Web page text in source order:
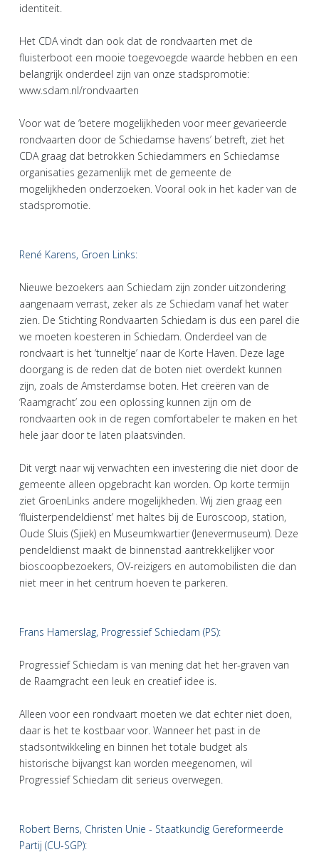
identiteit.
Het CDA vindt dan ook dat de rondvaarten met de
fluisterboot een mooie toegevoegde waarde hebben en een
belangrijk onderdeel zijn van onze stadspromotie:
www.sdam.nl/rondvaarten
Voor wat de ‘betere mogelijkheden voor meer gevarieerde
rondvaarten door de Schiedamse havens’ betreft, ziet het
CDA graag dat betrokken Schiedammers en Schiedamse
organisaties gezamenlijk met de gemeente de
mogelijkheden onderzoeken. Vooral ook in het kader van de
stadspromotie.
René Karens, Groen Links:
Nieuwe bezoekers aan Schiedam zijn zonder uitzondering
aangenaam verrast, zeker als ze Schiedam vanaf het water
zien. De Stichting Rondvaarten Schiedam is dus een parel die
we moeten koesteren in Schiedam. Onderdeel van de
rondvaart is het ‘tunneltje’ naar de Korte Haven. Deze lage
doorgang is de reden dat de boten niet overdekt kunnen
zijn, zoals de Amsterdamse boten. Het creëren van de
‘Raamgracht’ zou een oplossing kunnen zijn om de
rondvaarten ook in de regen comfortabeler te maken en het
hele jaar door te laten plaatsvinden.
Dit vergt naar wij verwachten een investering die niet door de
gemeente alleen opgebracht kan worden. Op korte termijn
ziet GroenLinks andere mogelijkheden. Wij zien graag een
‘fluisterpendeldienst’ met haltes bij de Euroscoop, station,
Oude Sluis (Sjiek) en Museumkwartier (Jenevermuseum). Deze
pendeldienst maakt de binnenstad aantrekkelijker voor
bioscoopbezoekers, OV-reizigers en automobilisten die dan
niet meer in het centrum hoeven te parkeren.
Frans Hamerslag, Progressief Schiedam (PS):
Progressief Schiedam is van mening dat het her-graven van
de Raamgracht een leuk en creatief idee is.
Alleen voor een rondvaart moeten we dat echter niet doen,
daar is het te kostbaar voor. Wanneer het past in de
stadsontwikkeling en binnen het totale budget als
historische bijvangst kan worden meegenomen, wil
Progressief Schiedam dit serieus overwegen.
Robert Berns, Christen Unie - Staatkundig Gereformeerde
Partij (CU-SGP):